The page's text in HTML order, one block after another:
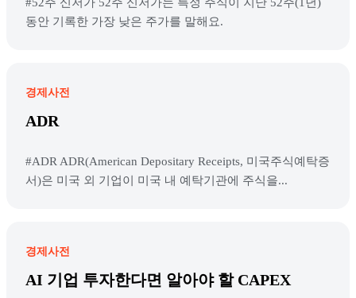
#52주 신저가 52주 신저가는 특정 주식이 지난 52주(1년)
동안 기록한 가장 낮은 주가를 말해요.
경제사전
ADR
#ADR ADR(American Depositary Receipts, 미국주식예탁증
서)은 미국 외 기업이 미국 내 예탁기관에 주식을...
경제사전
AI 기업 투자한다면 알아야 할 CAPEX